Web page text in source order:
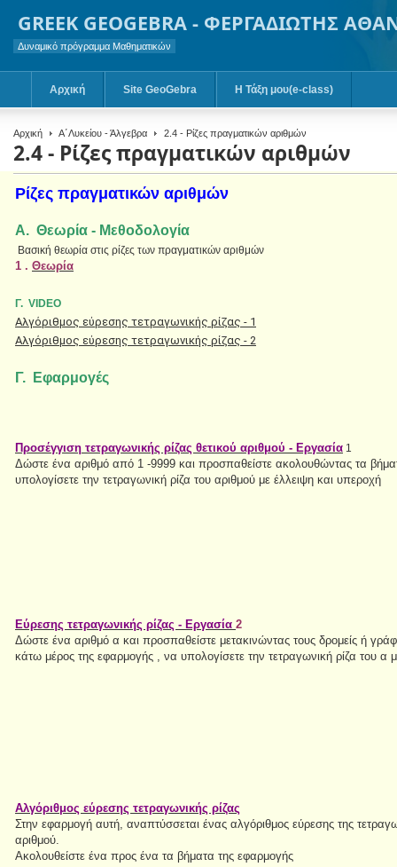
GREEK GEOGEBRA - ΦΕΡΓΑΔΙΩΤΗΣ
Δυναμικό πρόγραμμα Μαθηματικών
Αρχική Site GeoGebra Η Τάξη μου(e-class)
Αρχική Α΄Λυκείου - Άλγεβρα 2.4 - Ρίζες πραγματικών αριθμών
2.4 - Ρίζες πραγματικών αριθμών
Ρίζες πραγματικών αριθμών
Α. Θεωρία - Μεθοδολογία
Βασική θεωρία στις ρίζες των πραγματικών αριθμών
1 . Θεωρία
Γ. VIDEO
Αλγόριθμος εύρεσης τετραγωνικής ρίζας - 1
Αλγόριθμος εύρεσης τετραγωνικής ρίζας - 2
Γ. Εφαρμογές
Προσέγγιση τετραγωνικής ρίζας θετικού αριθμού - Εργασία 1
Δώστε ένα αριθμό από 1 -9999 και προσπαθείστε ακολουθώντας τα
υπολογίσετε την τετραγωνική ρίζα του αριθμού με έλλειψη και υπεροχή
Εύρεσης τετραγωνικής ρίζας - Εργασία 2
Δώστε ένα αριθμό α και προσπαθείστε μετακινώντας τους δρομείς ή
κάτω μέρος της εφαρμογής , να υπολογίσετε την τετραγωνική ρίζα του α
Αλγόριθμος εύρεσης τετραγωνικής ρίζας
Στην εφαρμογή αυτή, αναπτύσσεται ένας αλγόριθμος εύρεσης της
αριθμού.
Ακολουθείστε ένα προς ένα τα βήματα της εφαρμογής